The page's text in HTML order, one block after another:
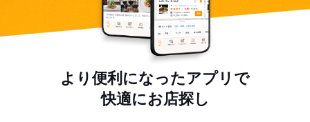
より便利になったアプリで
快適にお店探し